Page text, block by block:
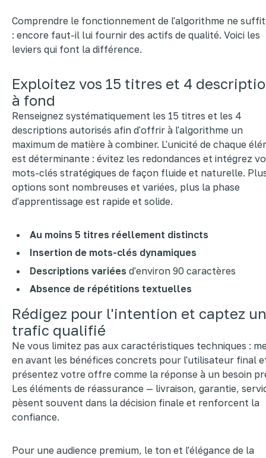
Comprendre le fonctionnement de l'algorithme ne
: encore faut-il lui fournir des actifs de qualité. Voici les
leviers qui font la différence.
Exploitez vos 15 titres et 4
à fond
Renseignez systématiquement les 15 titres et les 4
descriptions autorisés afin d'offrir à l'algorithme un
maximum de matière à combiner. L'unicité de chaque
est déterminante : évitez les redondances et intégrez
mots-clés stratégiques de façon fluide et naturelle.
options sont nombreuses et variées, plus la phase
d'apprentissage est rapide et solide.
Au moins 5 titres réellement distincts
Insertion de mots-clés dynamiques
Descriptions variées d'environ 90 caractères
Absence de répétitions textuelles
Rédigez pour l'intention et captez un
trafic qualifié
Ne vous limitez pas aux caractéristiques techniques :
en avant les bénéfices concrets pour l'utilisateur final
présentez votre offre comme la réponse à un besoin
Les éléments de réassurance — livraison, garantie,
pèsent souvent dans la décision finale et renforcent la
confiance.
Pour une audience premium, le ton et l'élégance de la